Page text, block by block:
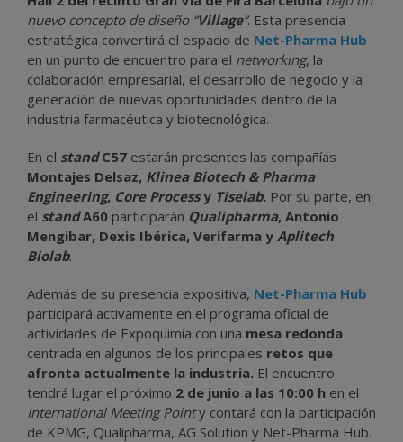
nuevo concepto de diseño “Village”. Esta presencia
estratégica convertirá el espacio de Net-Pharma Hub
en un punto de encuentro para el networking, la
colaboración empresarial, el desarrollo de negocio y la
generación de nuevas oportunidades dentro de la
industria farmacéutica y biotecnológica.
En el standC57 estarán presentes las compañías
Montajes Delsaz, Klinea Biotech & Pharma
Engineering, Core Processy Tiselab. Por su parte, en
el standA60 participarán Qualipharma, Antonio
Mengibar, Dexis Ibérica, Verifarma y Aplitech
Biolab.
Además de su presencia expositiva, Net-Pharma Hub
participará activamente en el programa oficial de
actividades de Expoquimia con una mesa redonda
centrada en algunos de los principales retos que
afronta actualmente la industria. El encuentro
tendrá lugar el próximo 2 de junio a las 10:00 h en el
International Meeting Pointy contará con la participación
de KPMG, Qualipharma, AG Solution y Net-Pharma Hub.